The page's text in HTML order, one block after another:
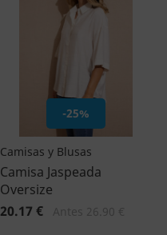
-25%
Camisas y Blusas
Camisa Jaspeada
Oversize
20.17 €